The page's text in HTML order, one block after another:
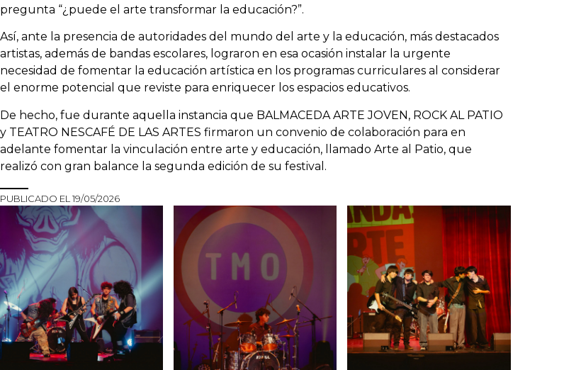
pregunta “¿puede el arte transformar la educación?”.
Así, ante la presencia de autoridades del mundo del arte y la educación, más destacados
artistas, además de bandas escolares, lograron en esa ocasión instalar la urgente
necesidad de fomentar la educación artística en los programas curriculares al considerar
el enorme potencial que reviste para enriquecer los espacios educativos.
De hecho, fue durante aquella instancia que BALMACEDA ARTE JOVEN, ROCK AL PATIO
y TEATRO NESCAFÉ DE LAS ARTES firmaron un convenio de colaboración para en
adelante fomentar la vinculación entre arte y educación, llamado Arte al Patio, que
realizó con gran balance la segunda edición de su festival.
PUBLICADO EL 19/05/2026